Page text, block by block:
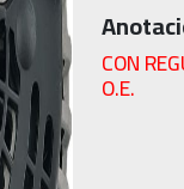
CON
O.E.